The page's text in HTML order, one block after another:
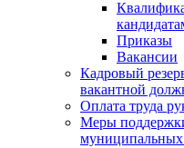
Приказы
Вакансии
Кадровый
вакантной
Оплата труда
Меры